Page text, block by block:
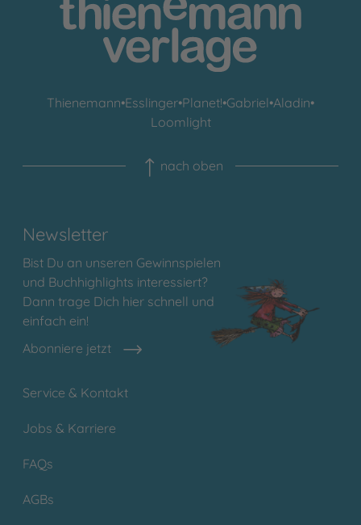
Thienemann•Esslinger•Planet!•Gabriel•Aladin•
Loomlight
nach oben
Newsletter
Bist Du an unseren Gewinnspielen
und Buchhighlights interessiert?
Dann trage Dich hier schnell und
einfach ein!
Abonniere jetzt
Service & Kontakt
Jobs & Karriere
FAQs
AGBs